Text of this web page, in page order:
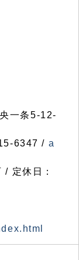
一条5-12-
6347 / a
定休日：